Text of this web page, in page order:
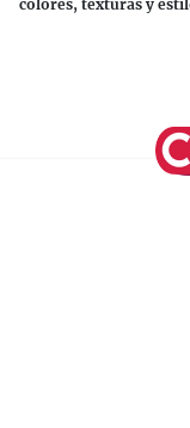
colores, texturas y